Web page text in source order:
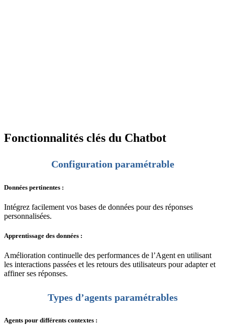
Fonctionnalités clés du Chatbot
Configuration paramétrable
Données pertinentes :
Intégrez facilement vos bases de données pour des réponses
personnalisées.
Apprentissage des données :
Amélioration continuelle des performances de l’Agent en utilisant
les interactions passées et les retours des utilisateurs pour adapter et
affiner ses réponses.
Types d’agents paramétrables
Agents pour différents contextes :